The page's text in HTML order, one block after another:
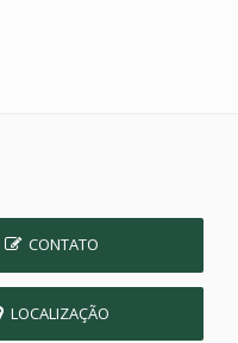
CONTATO
LOCALIZAÇÃO